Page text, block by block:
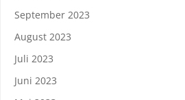
September 2023
August 2023
Juli 2023
Juni 2023